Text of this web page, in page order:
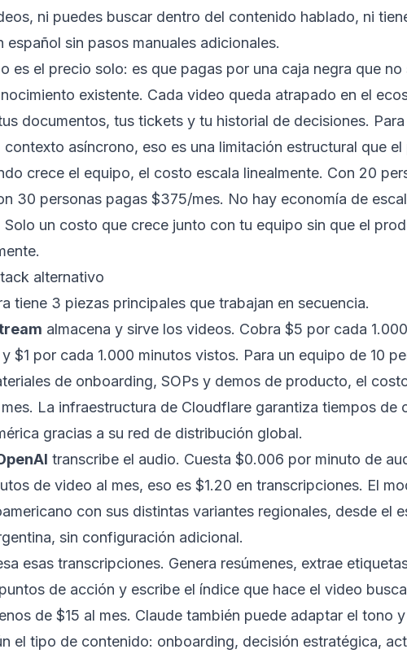
ni puedes buscar dentro del contenido hablado, ni
español sin pasos manuales adicionales.
es el precio solo: es que pagas por una caja negra que
existente. Cada video queda atrapado en el
documentos, tus tickets y tu historial de decisiones.
asíncrono, eso es una limitación estructural que
crece el equipo, el costo escala linealmente. Con 20
30 personas pagas $375/mes. No hay economía de
Solo un costo que crece junto con tu equipo sin que el
alternativo
tiene 3 piezas principales que trabajan en secuencia.
almacena y sirve los videos. Cobra $5 por cada
$1 por cada 1.000 minutos vistos. Para un equipo de 10
de onboarding, SOPs y demos de producto, el
La infraestructura de Cloudflare garantiza tiempos de
gracias a su red de distribución global.
transcribe el audio. Cuesta $0.006 por minuto de
de video al mes, eso es $1.20 en transcripciones. El
con sus distintas variantes regionales, desde el
sin configuración adicional.
esas transcripciones. Genera resúmenes, extrae
de acción y escribe el índice que hace el video
de $15 al mes. Claude también puede adaptar el tono
el tipo de contenido: onboarding, decisión estratégica,